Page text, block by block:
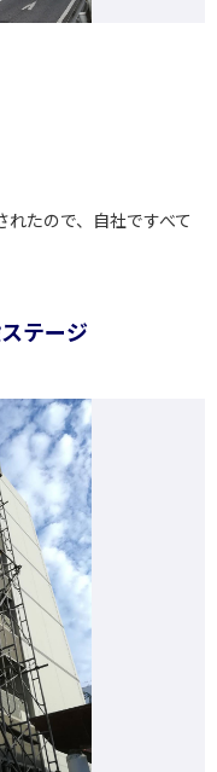
たので、自社ですべて
テージ